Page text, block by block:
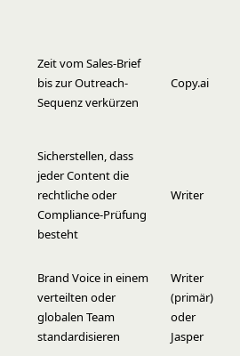
Zeit vom Sales-Brief
bis zur Outreach-
Sequenz verkürzen
Copy.ai
Sicherstellen, dass
jeder Content die
rechtliche oder
Compliance-Prüfung
besteht
Writer
Brand Voice in einem
verteilten oder
globalen Team
standardisieren
Writer
(primär)
oder
Jasper